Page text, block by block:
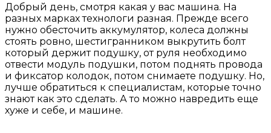
Добрый день, смотря какая у вас машина. На
разных марках технологи разная. Прежде всего
нужно обесточить аккумулятор, колеса должны
стоять ровно, шестигранником выкрутить болт
который держит подушку, от руля необходимо
отвести модуль подушки, потом поднять провода
и фиксатор колодок, потом снимаете подушку. Но,
лучше обратиться к специалистам, которые точно
знают как это сделать. А то можно навредить еще
хуже и себе, и машине.